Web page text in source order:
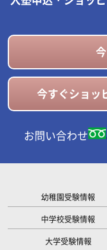
今すぐショッ
お問い合わせ
幼稚園受験情報
中学校受験情報
大学受験情報